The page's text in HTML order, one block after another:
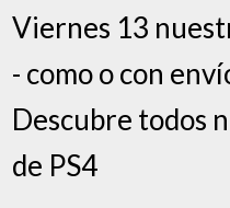
Viernes 13
- como o con
Descubre todos
de PS4